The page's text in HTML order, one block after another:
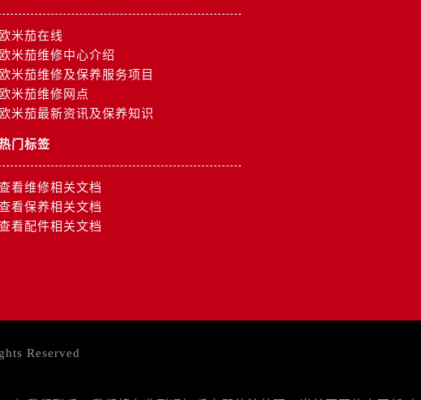
欧米茄在线
欧米茄维修中心介绍
欧米茄维修及保养服务项目
欧米茄维修网点
欧米茄最新资讯及保养知识
门标签
看维修相关文档
看保养相关文档
看配件相关文档
Reserved